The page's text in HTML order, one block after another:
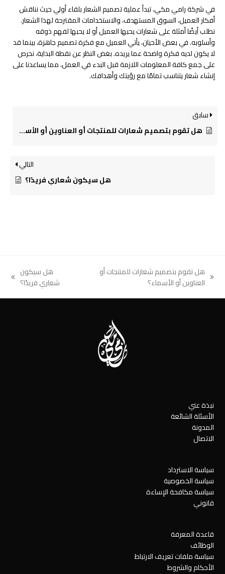
في شركة رامي مكي، تبدأ عملية تصميم الشعار بلقاء أولي حيث نناقش
أفكار العميل، السوق المستهدف، والاستخدامات المقترحة لهذا الشعار.
نطلب أيضًا أمثلة على شعارات يحبها العميل أو لا يحبها لفهم ذوقه
وأسلوبه. في بعض الأحيان، يأتي العميل مع فكرة تصميم جاهزة، بينما قد
لا يكون لديه فكرة واضحة عما يريده. بغض النظر عن نقطة البداية، نحرص
على جمع كافة المعلومات اللازمة قبل البدء في العمل، مما يساعدنا على
إنشاء شعار يتناسب تمامًا مع رؤيتك وأهدافك.
سابق
هل تقوم بتصميم شعارات للمنتجات أو العناوين أو الأسماء؟
التالي
هل سيكون شعاري فريدًا؟
previous
هل تقوم بتصميم شعارات للمنتجات أو
العناوين أو الأسماء؟
هل سيكون
شعاري فريدًا؟
نبذة عني
الأسئلة الشائعة
المدونة
الاتصال
سياسة الاسترداد
سياسة الخصوصية
سياسة مكافحة الإساءة
قانوني
قاعدة المعرفة
الوظائف
سياسة ملفات تعريف الارتباط
الأحكام والشروط